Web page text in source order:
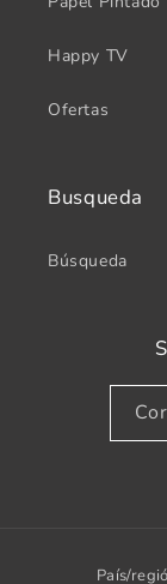
Happy TV
Ofertas
Busqueda
Búsqueda
País/